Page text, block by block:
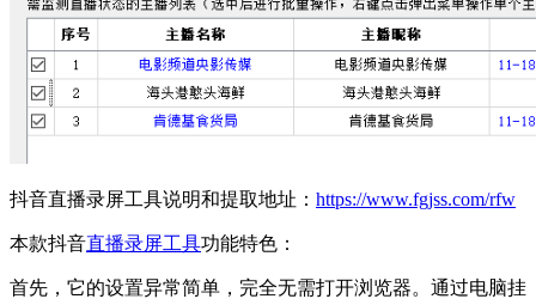
抖音直播录屏工具说明和提取地址： https://www.fgjss.com/rfw
本款抖音直播录屏工具功能特色：
首先，它的设置异常简单，完全无需打开浏览器。通过电脑挂